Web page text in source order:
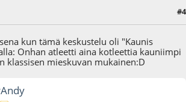
#4
kun tämä keskustelu oli "Kaunis
Onhan atleetti aina kotleettia kauniimpi
klassisen mieskuvan mukainen:D